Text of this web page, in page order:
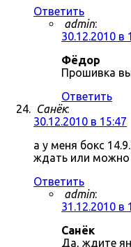
Ответить
admin:
30.12.2010 в
Фёдор
Прошивка
Ответить
Санёк:
30.12.2010 в 15:47
а у меня бокс
ждать или можно
Ответить
admin:
31.12.2010 в
Санёк
Да, ждите